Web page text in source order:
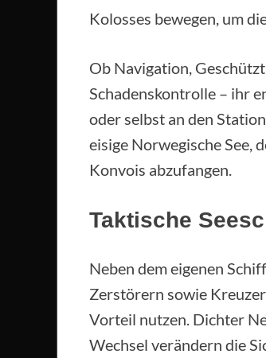
Kolosses bewegen, um
Ob Navigation,
Schadenskontrolle – ihr
oder selbst an den
eisige Norwegische See,
Konvois abzufangen.
Taktische
Neben dem eigenen
Zerstörern sowie
Vorteil nutzen. Dichter
Wechsel verändern die